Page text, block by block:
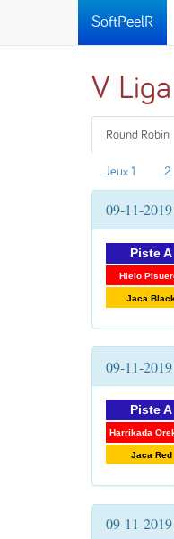
SoftPeelR
V
Round Robin
Jeux 1 2
09-11-
Piste A
Hielo
Jaca
09-11-
Piste A
Harrikada
Jaca Red
09-11-